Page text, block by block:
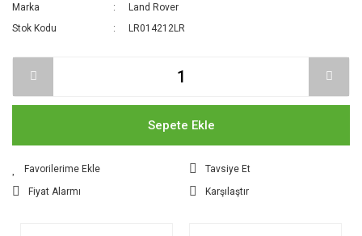
Marka
Land Rover
Stok Kodu
LR014212LR
Sepete Ekle
Tavsiye Et
Fiyat Alarmı
Karşılaştır